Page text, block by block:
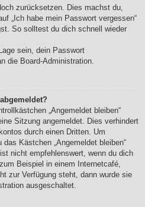
zurücksetzen. Dies machst du,
„Ich habe mein Passwort vergessen“
So solltest du dich schnell wieder
sein, dein Passwort
die Board-Administration.
„Angemeldet bleiben“
Sitzung angemeldet. Dies verhindert
durch einen Dritten. Um
Kästchen „Angemeldet bleiben“
nicht empfehlenswert, wenn du dich
Beispiel in einem Internetcafé,
zur Verfügung steht, dann wurde sie
ausgeschaltet.